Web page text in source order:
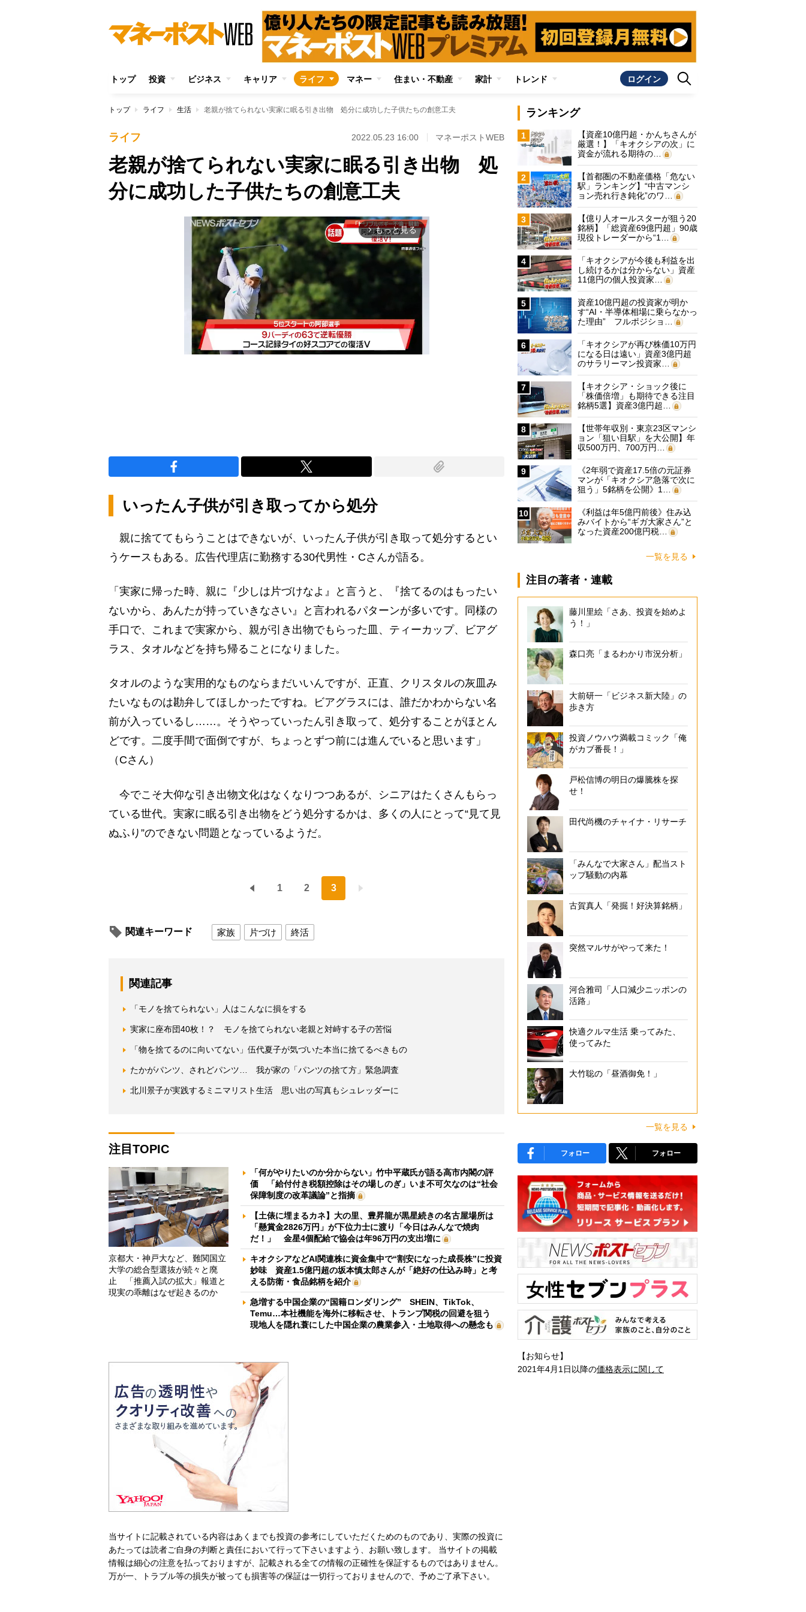
トップ 投資 ビジネス キャリア ライフ マネー 住まい・不動産 家計 トレンド ログイン
トップ ライフ 生活 老親が捨てられない実家に眠る引き出物 処分に成功した子供たちの創意工夫
ライフ 2022.05.23 16:00 マネーポストWEB
老親が捨てられない実家に眠る引き出物 処
分に成功した子供たちの創意工夫
arrow_forward_ios もっと見る
いったん子供が引き取ってから処分
親に捨ててもらうことはできないが、いったん子供が引き取って処分するとい
うケースもある。広告代理店に勤務する30代男性・Cさんが語る。
「実家に帰った時、親に『少しは片づけなよ』と言うと、『捨てるのはもったい
ないから、あんたが持っていきなさい』と言われるパターンが多いです。同様の
手口で、これまで実家から、親が引き出物でもらった皿、ティーカップ、ビアグ
ラス、タオルなどを持ち帰ることになりました。
タオルのような実用的なものならまだいいんですが、正直、クリスタルの灰皿み
たいなものは勘弁してほしかったですね。ビアグラスには、誰だかわからない名
前が入っているし……。そうやっていったん引き取って、処分することがほとん
どです。二度手間で面倒ですが、ちょっとずつ前には進んでいると思います」
（Cさん）
今でこそ大仰な引き出物文化はなくなりつつあるが、シニアはたくさんもらっ
ている世代。実家に眠る引き出物をどう処分するかは、多くの人にとって“見て見
ぬふり”のできない問題となっているようだ。
1 2 3
関連キーワード 家族 片づけ 終活
関連記事
「モノを捨てられない」人はこんなに損をする
実家に座布団40枚！？ モノを捨てられない老親と対峙する子の苦悩
「物を捨てるのに向いてない」伍代夏子が気づいた本当に捨てるべきもの
たかがパンツ、されどパンツ… 我が家の「パンツの捨て方」緊急調査
北川景子が実践するミニマリスト生活 思い出の写真もシュレッダーに
注目TOPIC
京都大・神戸大など、難関国立
大学の総合型選抜が続々と廃
止 「推薦入試の拡大」報道と
現実の乖離はなぜ起きるのか
「何がやりたいのか分からない」竹中平蔵氏が語る高市内閣の評
価 「給付付き税額控除はその場しのぎ」いま不可欠なのは“社会
保障制度の改革議論”と指摘
【土俵に埋まるカネ】大の里、豊昇龍が黒星続きの名古屋場所は
「懸賞金2826万円」が下位力士に渡り「今日はみんなで焼肉
だ！」 金星4個配給で協会は年96万円の支出増に
キオクシアなどAI関連株に資金集中で“割安になった成長株”に投資
妙味 資産1.5億円超の坂本慎太郎さんが「絶好の仕込み時」と考
える防衛・食品銘柄を紹介
急増する中国企業の“国籍ロンダリング” SHEIN、TikTok、
Temu…本社機能を海外に移転させ、トランプ関税の回避を狙う
現地人を隠れ蓑にした中国企業の農業参入・土地取得への懸念も
当サイトに記載されている内容はあくまでも投資の参考にしていただくためのものであり、実際の投資に
あたっては読者ご自身の判断と責任において行って下さいますよう、お願い致します。 当サイトの掲載
情報は細心の注意を払っておりますが、記載される全ての情報の正確性を保証するものではありません。
万が一、トラブル等の損失が被っても損害等の保証は一切行っておりませんので、予めご了承下さい。
ランキング
1
【資産10億円超・かんちさんが
厳選！】「キオクシアの次」に
資金が流れる期待の…
2
【首都圏の不動産価格「危ない
駅」ランキング】“中古マンシ
ョン売れ行き鈍化”のワ…
3
【億り人オールスターが狙う20
銘柄】「総資産69億円超」90歳
現役トレーダーから“1…
4
「キオクシアが今後も利益を出
し続けるかは分からない」資産
11億円の個人投資家…
5
資産10億円超の投資家が明か
す“AI・半導体相場に乗らなかっ
た理由” フルポジショ…
6
「キオクシアが再び株価10万円
になる日は遠い」資産3億円超
のサラリーマン投資家…
7
【キオクシア・ショック後に
「株価倍増」も期待できる注目
銘柄5選】資産3億円超…
8
【世帯年収別・東京23区マンシ
ョン「狙い目駅」を大公開】年
収500万円、700万円…
9
《2年弱で資産17.5倍の元証券
マンが「キオクシア急落で次に
狙う」5銘柄を公開》1…
10
《利益は年5億円前後》住み込
みバイトから“ギガ大家さん”と
なった資産200億円税…
一覧を見る
注目の著者・連載
藤川里絵「さあ、投資を始めよ
う！」
森口亮「まるわかり市況分析」
大前研一「ビジネス新大陸」の
歩き方
投資ノウハウ満載コミック「俺
がカブ番長！」
戸松信博の明日の爆騰株を探
せ！
田代尚機のチャイナ・リサーチ
「みんなで大家さん」配当スト
ップ騒動の内幕
古賀真人「発掘！好決算銘柄」
突然マルサがやって来た！
河合雅司「人口減少ニッポンの
活路」
快適クルマ生活 乗ってみた、
使ってみた
大竹聡の「昼酒御免！」
一覧を見る
フォロー フォロー
【お知らせ】
2021年4月1日以降の価格表示に関して